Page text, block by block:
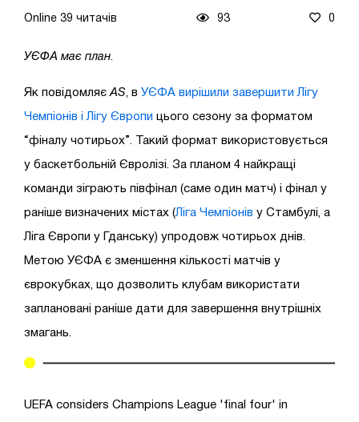
Online 39 читачів 93 0
УЄФА має план
Як повідомляє AS , в УЄФА вирішили завершити Лігу
Чемпіонів і Лігу Європи цього сезону за форматом
“фіналу чотирьох”. Такий формат використовується
у баскетбольній Євролізі. За планом 4 найкращі
команди зіграють півфінал (саме один матч) і фінал у
раніше визначених містах (Ліга Чемпіонів у Стамбулі, а
Ліга Європи у Гданську) упродовж чотирьох днів.
Метою УЄФА є зменшення кількості матчів у
єврокубках, що дозволить клубам використати
заплановані раніше дати для завершення внутрішніх
змагань.
UEFA considers Champions League 'final four' in